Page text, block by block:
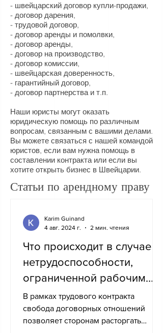
- швейцарский договор купли-продажи,
- договор дарения,
- трудовой договор,
- договор аренды и помолвки,
- договор аренды,
- договор на производство,
- договор комиссии,
- швейцарская доверенность,
- гарантийный договор,
- договор партнерства и т.п.
Наши юристы могут оказать
юридическую помощь по различным
вопросам, связанным с вашими делами.
Вы можете связаться с нашей командой
юристов, если вам нужна помощь в
составлении контракта или если вы
хотите открыть бизнес в Швейцарии.
Статьи по арендному праву
Что происходит в случае
нетрудоспособности,
ограниченной рабочим
местом?
В рамках трудового контракта
свобода договорных отношений
позволяет сторонам расторгать
Karim Guinand
4 авг. 2024 г.
2 мин. чтения